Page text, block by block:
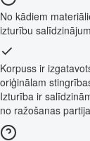
No kādiem
izturību
Korpuss ir
oriģinālam
Izturība ir
no ražošanas